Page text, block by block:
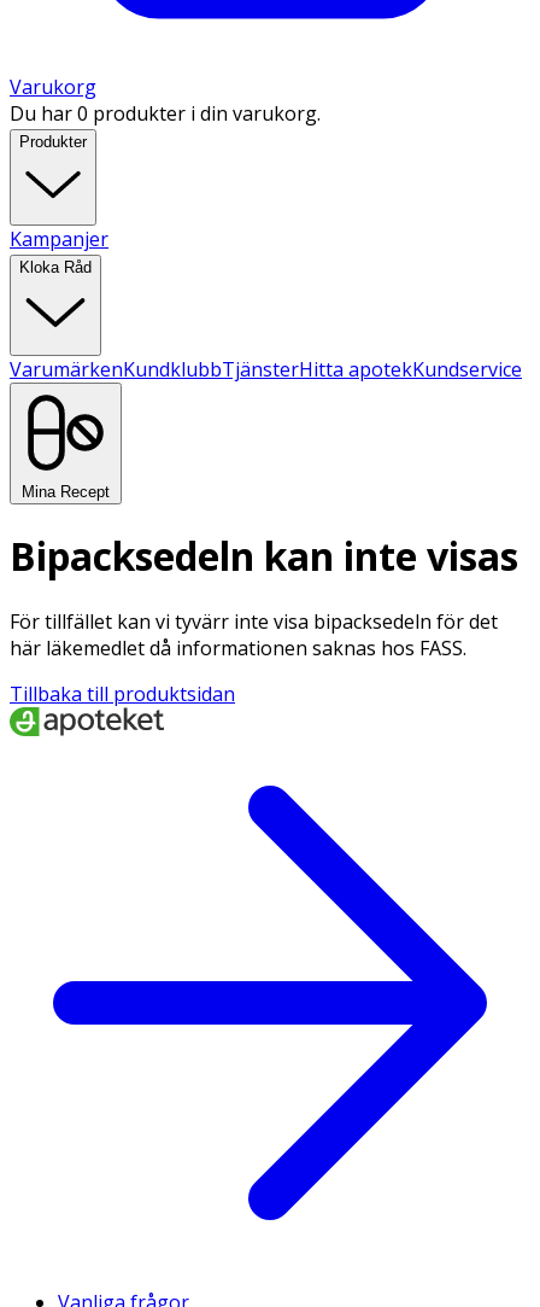
Varukorg
Du har 0 produkter i din varukorg.
Produkter
Kampanjer
Kloka Råd
VarumärkenKundklubbTjänsterHitta apotekKundservice
Mina Recept
Bipacksedeln kan inte visas
För tillfället kan vi tyvärr inte visa bipacksedeln för det
här läkemedlet då informationen saknas hos FASS.
Tillbaka till produktsidan